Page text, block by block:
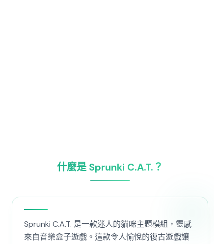
什麼是 Sprunki C.A.T.？
Sprunki C.A.T. 是一款迷人的貓咪主題模組，靈感
來自音樂盒子遊戲。這款令人愉悅的復古遊戲讓